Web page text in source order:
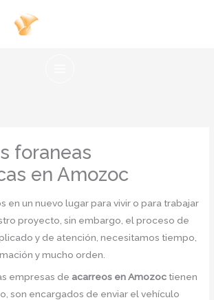
foraneas
en Amozoc
en un nuevo lugar para vivir o para trabajar
proyecto, sin embargo, el proceso de
y de atención, necesitamos tiempo,
y mucho orden.
empresas de acarreos en Amozoc tienen
son encargados de enviar el vehículo